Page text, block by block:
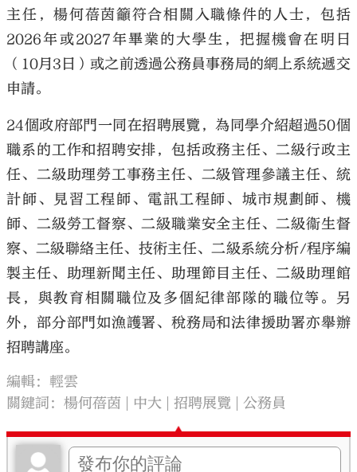
主任，楊何蓓茵籲符合相關入職條件的人士，包括
2026年或2027年畢業的大學生，把握機會在明日
（10月3日）或之前透過公務員事務局的網上系統遞交
申請。
24個政府部門一同在招聘展覽，為同學介紹超過50個
職系的工作和招聘安排，包括政務主任、二級行政主
任、二級助理勞工事務主任、二級管理參議主任、統
計師、見習工程師、電訊工程師、城市規劃師、機
師、二級勞工督察、二級職業安全主任、二級衞生督
察、二級聯絡主任、技術主任、二級系統分析/程序編
製主任、助理新聞主任、助理節目主任、二級助理館
長，與教育相關職位及多個紀律部隊的職位等。另
外，部分部門如漁護署、稅務局和法律援助署亦舉辦
招聘講座。
編輯：輕雲
關鍵詞：楊何蓓茵 中大 招聘展覽 公務員